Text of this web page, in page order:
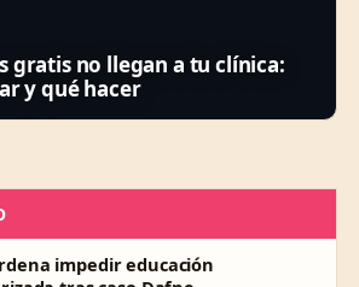
gratis no llegan a tu clínica:
y qué hacer
impedir educación